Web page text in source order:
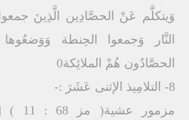
وَيتكلَّم عَنْ الحصَّادِين الَّذِينَ
النَّار وَجمعوا الحِنطة
الحصَّادُون هُمْ الملائِكة0
8- التلامِيذ الإثنى عَشَرَ :-